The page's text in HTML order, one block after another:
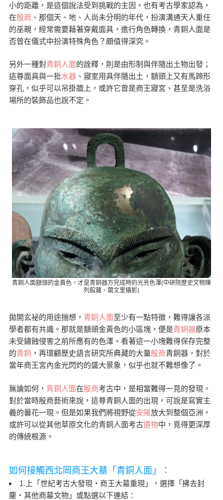
小的距離，是這個說法受到挑戰的主因。也有考古學家認為，
在殷商 、那個天、地、人尚未分明的年代，扮演溝通天人重任
的巫覡，經常需要藉著穿戴面具，進行角色轉換，青銅人面是
否曾在儀式中扮演特殊角色？頗值得深究。
另外一種對青銅人面的詮釋，則是由形制與伴隨出土物出發；
這尊面具與一批水器、寢室用具伴隨出土，額頭上又有馬蹄形
穿孔，似乎可以吊掛牆上，或許它曾是商王寢宮、甚至是洗浴
場所的裝飾品也說不定。
青銅人面額頭的金黃色，才是青銅器方完成時的光亮色澤(中研院歷史文物陳
列館藏、蘭文里攝影)
拋開玄祕的用途揣想， 青銅人面至少有一點特徵，難得讓各派
學者都有共識。那就是額頭金黃色的小區塊，便是青銅器原本
未受鏽蝕侵害之前所應有的色澤。看著這一小塊難得保存完整
的青銅 ，再環顧歷史語言研究所典藏的大量殷商青銅器，對於
當年商王宮內金光閃灼的盛大景象，似乎也就不難想像了。
無論如何， 青銅人面在殷商考古中，是相當難得一見的發現。
對於當時殷商藝術來說，這尊青銅人面的出現，可說是寫實主
義的曇花一現。但是如果我們將視野從安陽放大到整個亞洲，
或許可以從其他草原文化的青銅人面考古遺物中，覓得更深厚
的傳統根源。
如何接觸西北岡商王大墓「青銅人面」：
1.上「世紀考古大發現‧商王大墓重現」，選擇「拂去封
塵‧其他商墓文物」或點選以下連結：